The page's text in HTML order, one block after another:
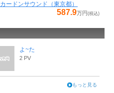
カードンサウンド（東京都）
587.9万円 (税込)
よ~た
2 PV
もっと見る